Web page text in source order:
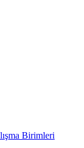
Birimleri